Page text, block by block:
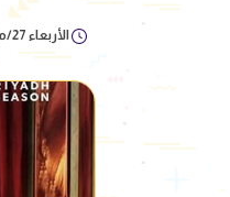
الأربعاء 27/مايو/2026 - 10:38 ص